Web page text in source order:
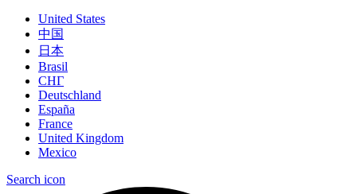
United States
中国
日本
Brasil
СНГ
Deutschland
España
France
United Kingdom
Mexico
Search icon